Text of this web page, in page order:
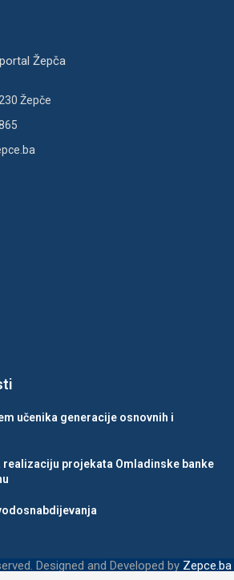
Žepča
Žepče
učenika generacije osnovnih i
projekata Omladinske banke
Designed and Developed by Zepce.ba